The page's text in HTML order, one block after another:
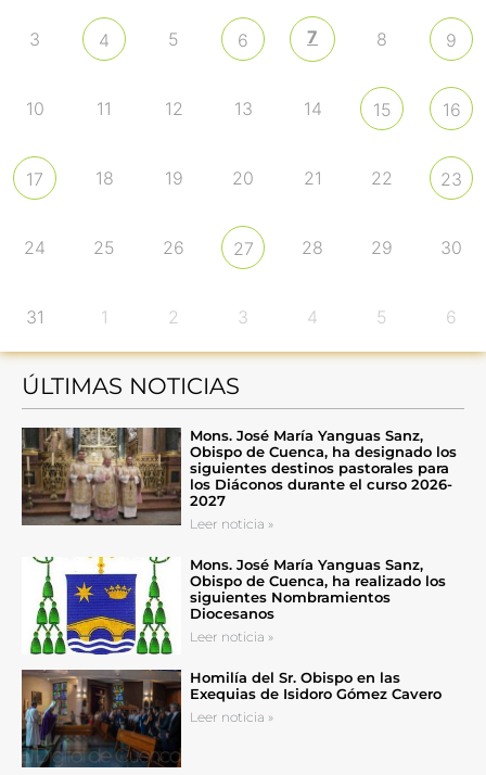
3 4 5 6 7 8 9
10 11 12 13 14 15 16
17 18 19 20 21 22 23
24 25 26 27 28 29 30
31 1 2 3 4 5 6
ÚLTIMAS NOTICIAS
Mons. José María Yanguas Sanz,
Obispo de Cuenca, ha designado los
siguientes destinos pastorales para
los Diáconos durante el curso 2026-
2027
Leer noticia »
Mons. José María Yanguas Sanz,
Obispo de Cuenca, ha realizado los
siguientes Nombramientos
Diocesanos
Leer noticia »
Homilía del Sr. Obispo en las
Exequias de Isidoro Gómez Cavero
Leer noticia »